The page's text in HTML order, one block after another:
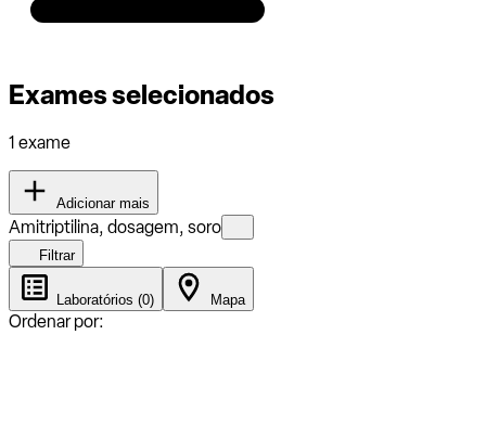
Exames selecionados
1 exame
Adicionar mais
Amitriptilina, dosagem, soro
Filtrar
Laboratórios (0) Mapa
Ordenar por: